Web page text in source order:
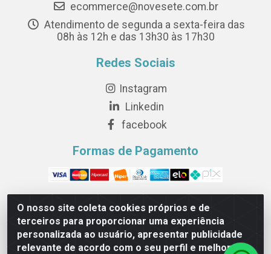
O nosso site coleta cookies próprios e de
terceiros para proporcionar uma experiência
personalizada ao usuário, apresentar publicidade
relevante de acordo com o seu perfil e melhorar a
ecommerce@novesete.com.br
Atendimento de segunda a sexta-feira das
08h às 12h e das 13h30 às 17h30
Redes Sociais
Instagram
Linkedin
facebook
Formas de Pagamento
Novesete Distribuidora LTDA - Avenida Setecentos, S/N,
Terminal Intermodal da Serra, Serra/ES - CEP 29161-
414 - CNPJ 29.479.604/0001-44